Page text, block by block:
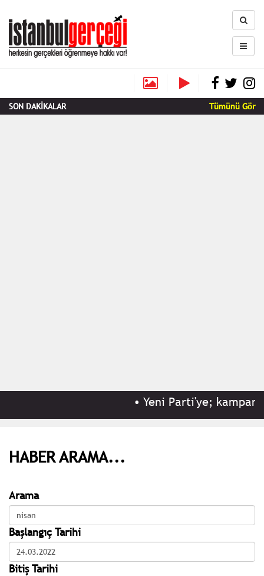
SON DAKİKALAR Tümünü Gör
•Yeni Parti'ye;
HABER ARAMA...
Arama
Başlangıç Tarihi
Bitiş Tarihi